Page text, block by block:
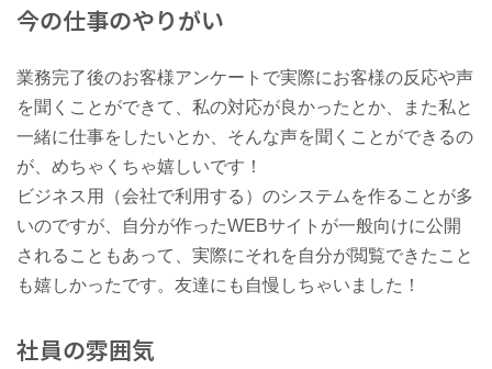
今の仕事のやりがい
業務完了後のお客様アンケートで実際にお客様の反応や声
を聞くことができて、私の対応が良かったとか、また私と
一緒に仕事をしたいとか、そんな声を聞くことができるの
が、めちゃくちゃ嬉しいです！
ビジネス用（会社で利用する）のシステムを作ることが多
いのですが、自分が作ったWEBサイトが一般向けに公開
されることもあって、実際にそれを自分が閲覧できたこと
も嬉しかったです。友達にも自慢しちゃいました！
社員の雰囲気